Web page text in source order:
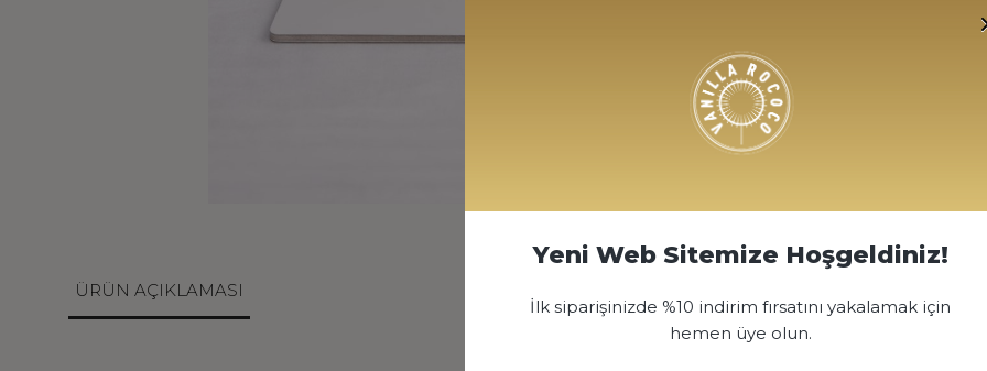
ÜRÜN AÇIKLAMASI
Yeni Web Sitemize Hoşgeldiniz!
İlk siparişinizde %10 indirim fırsatını yakalamak için
hemen üye olun.